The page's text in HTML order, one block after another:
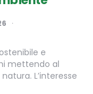
e
mettendo al
L’interesse